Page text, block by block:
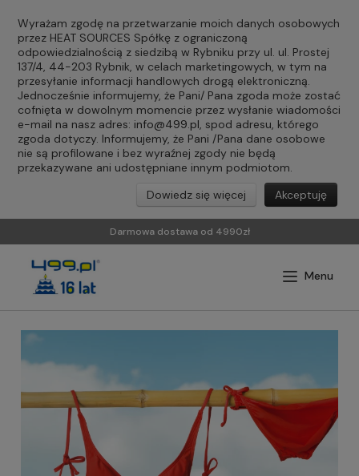
Wyrażam zgodę na przetwarzanie moich danych osobowych
przez HEAT SOURCES Spółkę z ograniczoną
odpowiedzialnością z siedzibą w Rybniku przy ul. ul. Prostej
137/4, 44-203 Rybnik, w celach marketingowych, w tym na
przesyłanie informacji handlowych drogą elektroniczną.
Jednocześnie informujemy, że Pani/ Pana zgoda może zostać
cofnięta w dowolnym momencie przez wysłanie wiadomości
e-mail na nasz adres: info@499.pl, spod adresu, którego
zgoda dotyczy. Informujemy, że Pani /Pana dane osobowe
nie są profilowane i bez wyraźnej zgody nie będą
przekazywane ani udostępniane innym podmiotom.
Akceptuję
Dowiedz się więcej
Darmowa dostawa od 4990zł